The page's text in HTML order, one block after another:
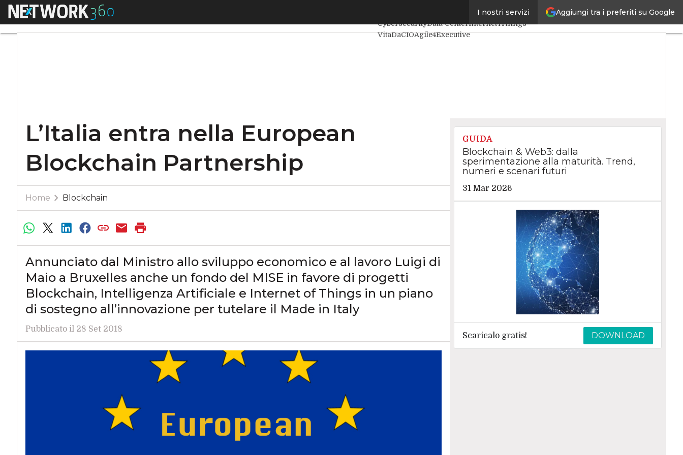
Aggiungi tra i preferiti su Google
I nostri servizi
Menu Intelligenza ArtificialeBig Data
CybersecurityData CenterInternet4Things
VitaDaCIOAgile4Executive
L’Italia entra nella European
Blockchain Partnership
Home Blockchain
Annunciato dal Ministro allo sviluppo economico e al lavoro Luigi di
Maio a Bruxelles anche un fondo del MISE in favore di progetti
Blockchain, Intelligenza Artificiale e Internet of Things in un piano
di sostegno all’innovazione per tutelare il Made in Italy
Pubblicato il 28 Set 2018
GUIDA
Blockchain & Web3: dalla
sperimentazione alla maturità. Trend,
numeri e scenari futuri
31 Mar 2026
Scaricalo gratis! DOWNLOAD